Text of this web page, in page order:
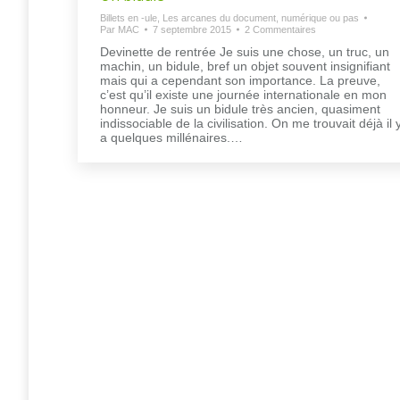
Billets en -ule Les arcanes du document, numérique ou pas
Par MAC 7 septembre 2015 2 Commentaires
Devinette de rentrée Je suis une chose, un truc, un
machin, un bidule, bref un objet souvent insignifiant
mais qui a cependant son importance. La preuve,
c’est qu’il existe une journée internationale en mon
honneur. Je suis un bidule très ancien, quasiment
indissociable de la civilisation. On me trouvait déjà il
a quelques millénaires.…